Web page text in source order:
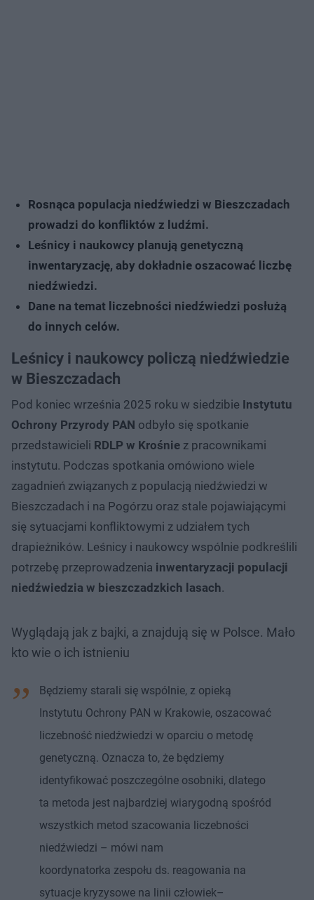
Rosnąca populacja niedźwiedzi w Bieszczadach
prowadzi do konfliktów z ludźmi.
Leśnicy i naukowcy planują genetyczną
inwentaryzację, aby dokładnie oszacować liczbę
niedźwiedzi.
Dane na temat liczebności niedźwiedzi posłużą
do innych celów.
Leśnicy i naukowcy policzą niedźwiedzie
w Bieszczadach
Pod koniec września 2025 roku w siedzibie Instytutu
Ochrony Przyrody PAN odbyło się spotkanie
przedstawicieli RDLP w Krośnie z pracownikami
instytutu. Podczas spotkania omówiono wiele
zagadnień związanych z populacją niedźwiedzi w
Bieszczadach i na Pogórzu oraz stale pojawiającymi
się sytuacjami konfliktowymi z udziałem tych
drapieżników. Leśnicy i naukowcy wspólnie podkreślili
potrzebę przeprowadzenia inwentaryzacji populacji
niedźwiedzia w bieszczadzkich lasach.
Wyglądają jak z bajki, a znajdują się w Polsce. Mało
kto wie o ich istnieniu
Będziemy starali się wspólnie, z opieką
Instytutu Ochrony PAN w Krakowie, oszacować
liczebność niedźwiedzi w oparciu o metodę
genetyczną. Oznacza to, że będziemy
identyfikować poszczególne osobniki, dlatego
ta metoda jest najbardziej wiarygodną spośród
wszystkich metod szacowania liczebności
niedźwiedzi – mówi nam
koordynatorka zespołu ds. reagowania na
sytuacje kryzysowe na linii człowiek–